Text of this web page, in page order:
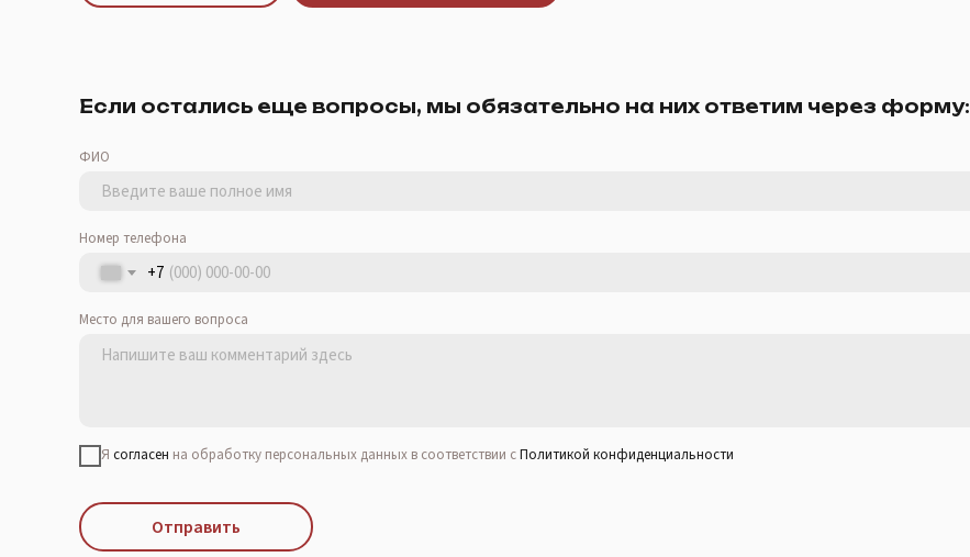
Если остались еще вопросы, мы обязательно на них ответим через форму:
ФИО
Номер телефона
+7
Место для вашего вопроса
Я согласен на обработку персональных данных в соответствии сПолитикой конфиденциальности
Отправить